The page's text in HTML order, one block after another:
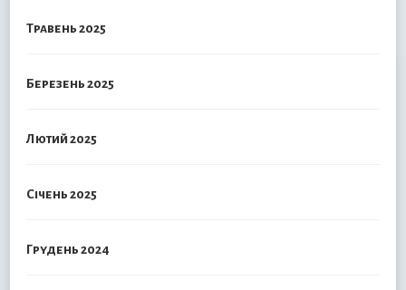
Травень 2025
Березень 2025
Лютий 2025
Січень 2025
Грудень 2024